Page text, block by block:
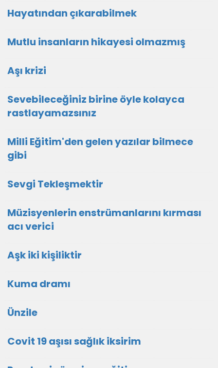
Hayatından çıkarabilmek
Mutlu insanların hikayesi olmazmış
Aşı krizi
Sevebileceğiniz birine öyle kolayca
rastlayamazsınız
Milli Eğitim'den gelen yazılar bilmece
gibi
Sevgi Tekleşmektir
Müzisyenlerin enstrümanlarını kırması
acı verici
Aşk iki kişiliktir
Kuma dramı
Ünzile
Covit 19 aşısı sağlık iksirim